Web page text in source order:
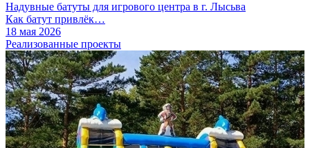
Надувные батуты для игрового центра в г. Лысьва
Как батут привлёк…
18 мая 2026
Реализованные проекты